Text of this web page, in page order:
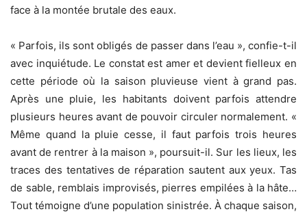
face à la montée brutale des eaux.
« Parfois, ils sont obligés de passer dans l’eau », confie-t-il
avec inquiétude. Le constat est amer et devient fielleux en
cette période où la saison pluvieuse vient à grand pas.
Après une pluie, les habitants doivent parfois attendre
plusieurs heures avant de pouvoir circuler normalement. «
Même quand la pluie cesse, il faut parfois trois heures
avant de rentrer à la maison », poursuit-il. Sur les lieux, les
traces des tentatives de réparation sautent aux yeux. Tas
de sable, remblais improvisés, pierres empilées à la hâte…
Tout témoigne d’une population sinistrée. À chaque saison,